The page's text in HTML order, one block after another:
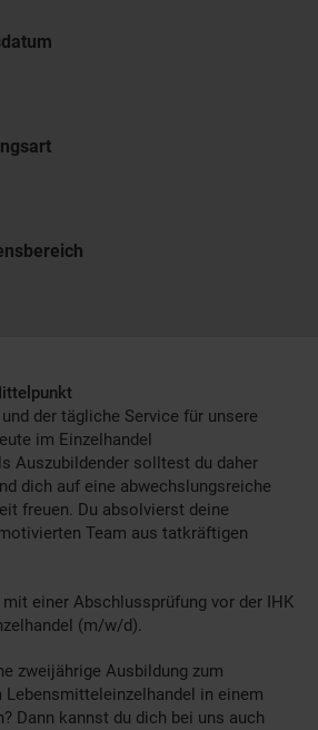
der tägliche Service für unsere
im Einzelhandel
Auszubildender solltest du daher
dich auf eine abwechslungsreiche
freuen. Du absolvierst deine
Team aus tatkräftigen
einer Abschlussprüfung vor der IHK
(m/w/d).
zweijährige Ausbildung zum
in einem
Dann kannst du dich bei uns auch